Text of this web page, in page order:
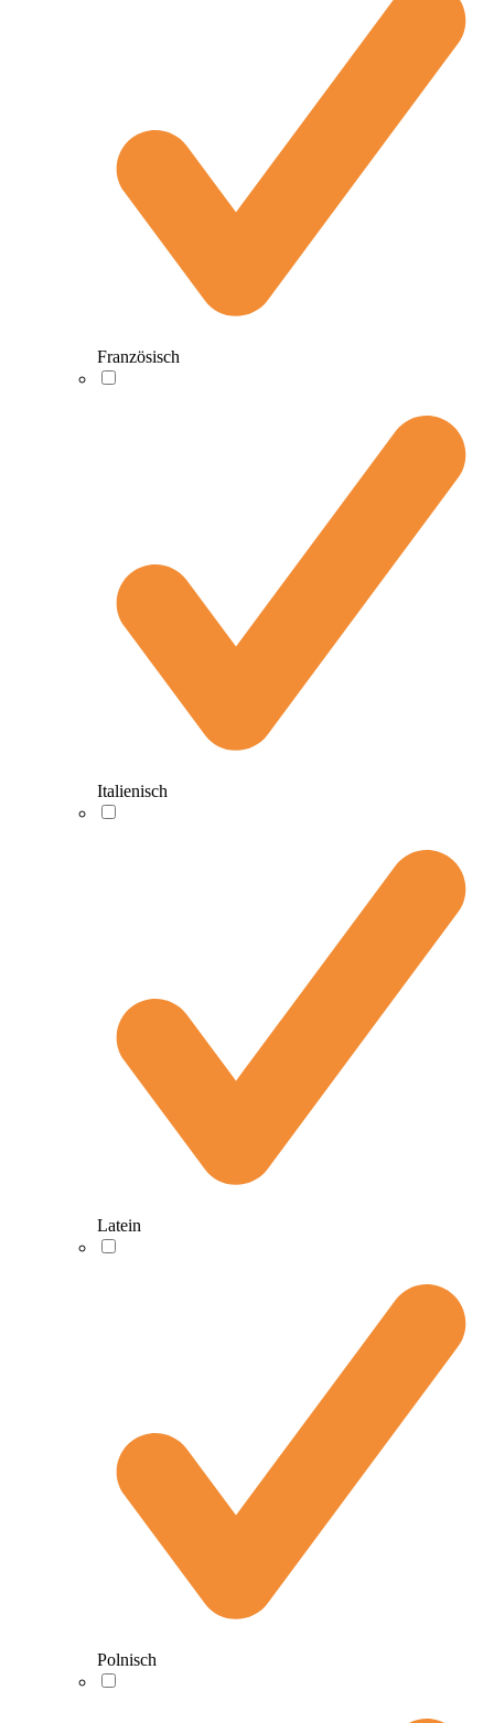
Französisch
Italienisch
Latein
Polnisch